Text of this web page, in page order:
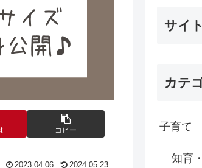
コピー
2023.04.06 2024.05.23
サイ
カテ
子育て
知育